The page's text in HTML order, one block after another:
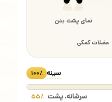
نمای پشت بدن
عضلات کمکی
سینه ۱۰۰٪
سرشانه، پشت ۵۵٪